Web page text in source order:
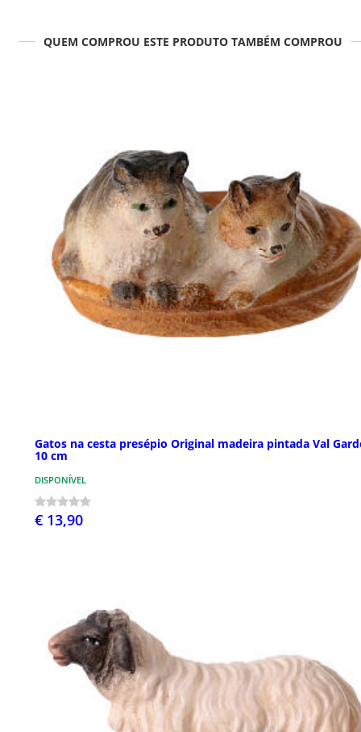
QUEM COMPROU ESTE PRODUTO TAMBÉM COMPROU
Gatos na cesta presépio Original madeira pintada Val
10 cm
DISPONÍVEL
€ 13,90